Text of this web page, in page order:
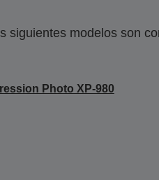
siguientes modelos son
Photo XP-980